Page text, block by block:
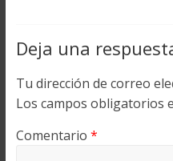
Deja una
Tu dirección de correo
Los campos obligatorios
Comentario *